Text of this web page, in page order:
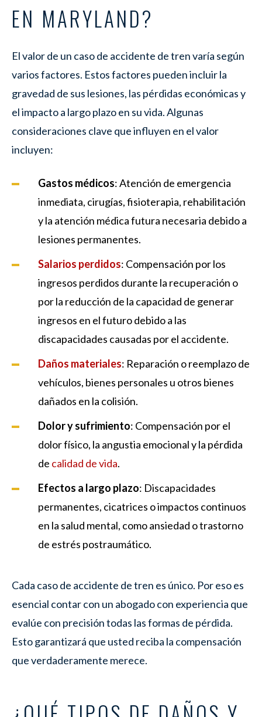
EN MARYLAND?
El valor de un caso de accidente de tren varía según
varios factores. Estos factores pueden incluir la
gravedad de sus lesiones, las pérdidas económicas y
el impacto a largo plazo en su vida. Algunas
consideraciones clave que influyen en el valor
incluyen:
Gastos médicos: Atención de emergencia
inmediata, cirugías, fisioterapia, rehabilitación
y la atención médica futura necesaria debido a
lesiones permanentes.
Salarios perdidos: Compensación por los
ingresos perdidos durante la recuperación o
por la reducción de la capacidad de generar
ingresos en el futuro debido a las
discapacidades causadas por el accidente.
Daños materiales: Reparación o reemplazo de
vehículos, bienes personales u otros bienes
dañados en la colisión.
Dolor y sufrimiento: Compensación por el
dolor físico, la angustia emocional y la pérdida
de calidad de vida.
Efectos a largo plazo: Discapacidades
permanentes, cicatrices o impactos continuos
en la salud mental, como ansiedad o trastorno
de estrés postraumático.
Cada caso de accidente de tren es único. Por eso es
esencial contar con un abogado con experiencia que
evalúe con precisión todas las formas de pérdida.
Esto garantizará que usted reciba la compensación
que verdaderamente merece.